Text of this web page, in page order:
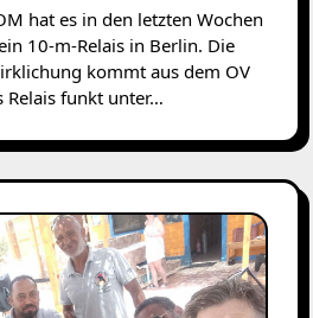
10-m-Relais in Berlin. Die
kommt aus dem OV
Relais funkt unter…